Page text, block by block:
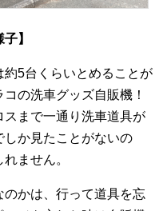
】
5台くらいとめることが
の洗車グッズ自販機！
まで一通り洗車道具が
か見たことがないの
ません。
かは、行って道具を忘